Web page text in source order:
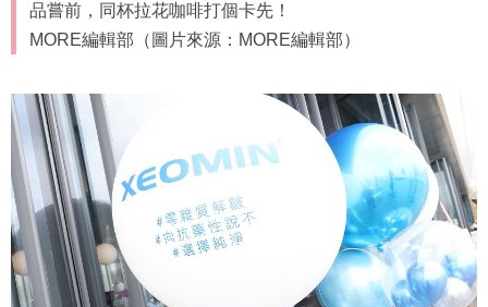
品嘗前，同杯拉花咖啡打個卡先！
MORE編輯部（圖片來源：MORE編輯部）